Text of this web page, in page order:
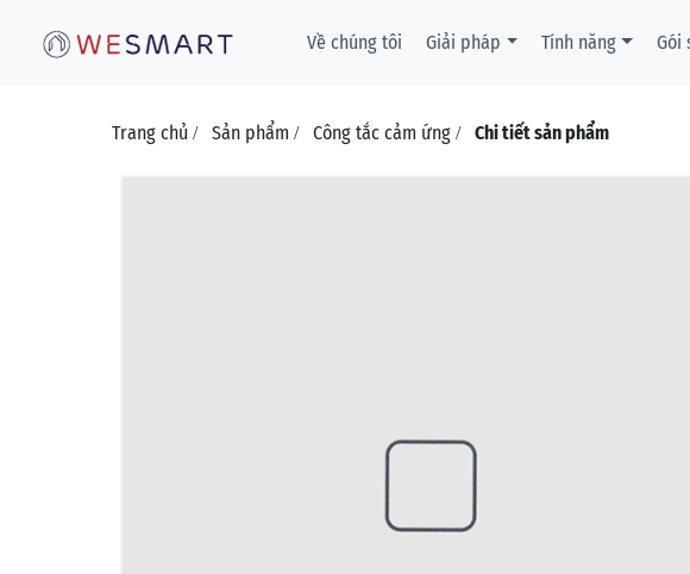
Về chúng tôi Giải pháp Tính năng Gói
Trang chủ / Sản phẩm / Công tắc cảm ứng / Chi tiết sản phẩm